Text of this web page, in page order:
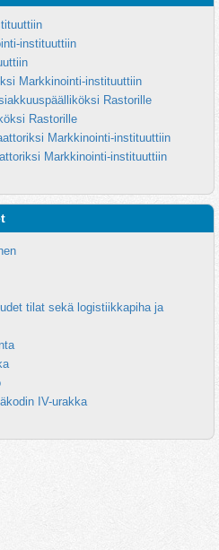
instituuttiin
Markkinointi-instituuttiin
Rastorille
Rastorille
Markkinointi-instituuttiin
Markkinointi-instituuttiin
tilat sekä logistiikkapiha ja
IV-urakka